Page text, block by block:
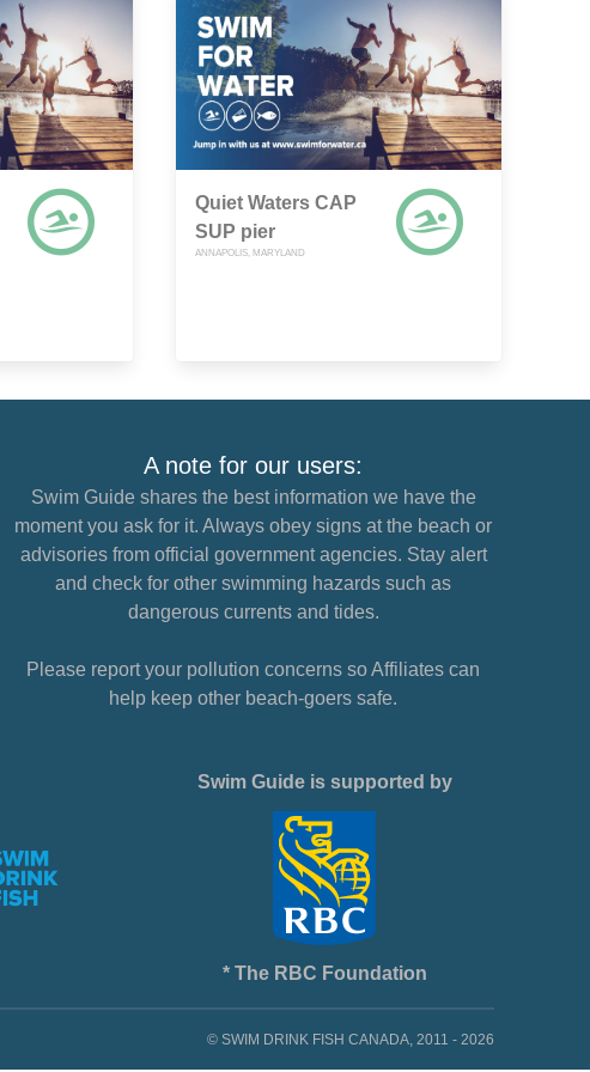
Quiet Waters CAP
SUP pier
ANNAPOLIS, MARYLAND
A note for our users:
Swim Guide shares the best information we have the
moment you ask for it. Always obey signs at the beach or
advisories from official government agencies. Stay alert
and check for other swimming hazards such as
dangerous currents and tides.
Please report your pollution concerns so Affiliates can
help keep other beach-goers safe.
Swim Guide is supported by
* The RBC Foundation
© SWIM DRINK FISH CANADA, 2011 - 2026